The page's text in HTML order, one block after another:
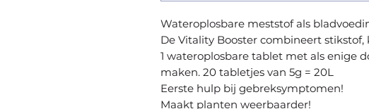
Wateroplosbare meststof als
De Vitality Booster combineert
1 wateroplosbare tablet met als enige
maken. 20 tabletjes van 5g = 20L
Eerste hulp bij gebreksymptomen!
Maakt planten weerbaarder!